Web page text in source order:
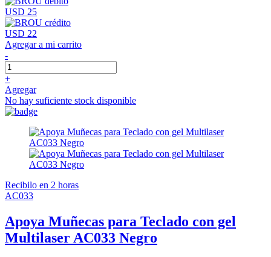
USD 25
USD 22
Agregar a mi carrito
-
+
Agregar
No hay suficiente stock disponible
Recibilo en 2 horas
AC033
Apoya Muñecas para Teclado con gel
Multilaser AC033 Negro